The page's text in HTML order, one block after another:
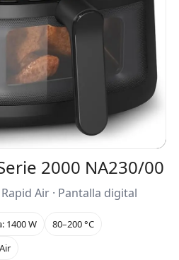
2000 NA230/00
Air · Pantalla digital
1400 W
80–200 °C